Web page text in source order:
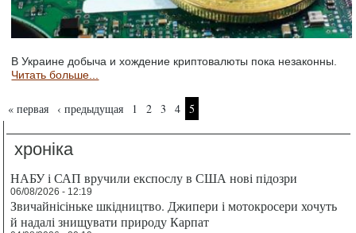
В Украине добыча и хождение криптовалюты пока незаконны.
Читать больше...
Страницы
« первая ‹ предыдущая 1 2 3 4 5
хроніка
НАБУ і САП вручили експослу в США нові підозри
06/08/2026 - 12:19
Звичайнісіньке шкідництво. Джипери і мотокросери хочуть
й надалі знищувати природу Карпат